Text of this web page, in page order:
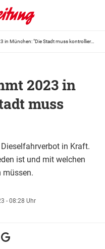
Dieselverbot kommt 2023 in München: "Die Stadt muss kontrollieren"
2023 in
muss
in Kraft.
ist und mit welchen
müssen.
- 08:28 Uhr